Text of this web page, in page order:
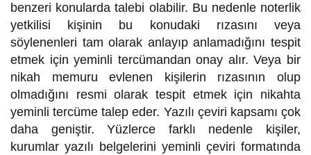
benzeri konularda talebi olabilir. Bu nedenle noterlik
yetkilisi kişinin bu konudaki rızasını veya
söylenenleri tam olarak anlayıp anlamadığını tespit
etmek için yeminli tercümandan onay alır. Veya bir
nikah memuru evlenen kişilerin rızasının olup
olmadığını resmi olarak tespit etmek için nikahta
yeminli tercüme talep eder. Yazılı çeviri kapsamı çok
daha geniştir. Yüzlerce farklı nedenle kişiler,
kurumlar yazılı belgelerini yeminli çeviri formatında